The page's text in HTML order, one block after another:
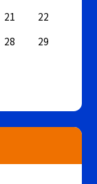
21
22
28
29